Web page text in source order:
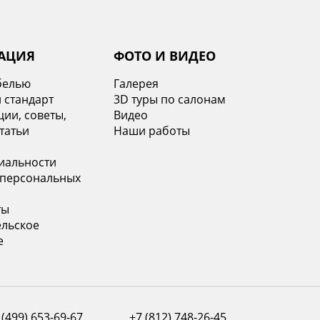
советы,
ФОТО И ВИДЕО
Галерея
3D туры по салонам
Видео
Наши работы